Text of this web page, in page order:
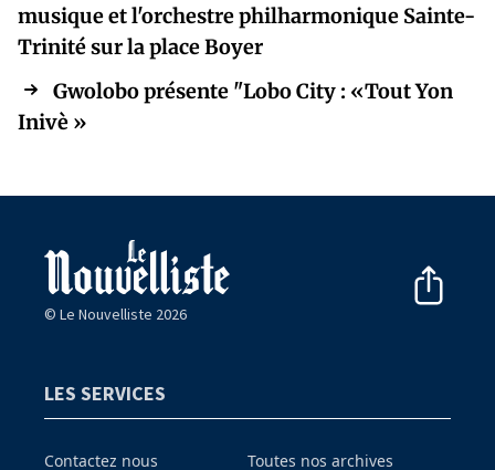
musique et l'orchestre philharmonique Sainte-
Trinité sur la place Boyer
Gwolobo présente "Lobo City : «Tout Yon
Inivè »
© Le Nouvelliste 2026
LES SERVICES
Contactez nous Toutes nos archives